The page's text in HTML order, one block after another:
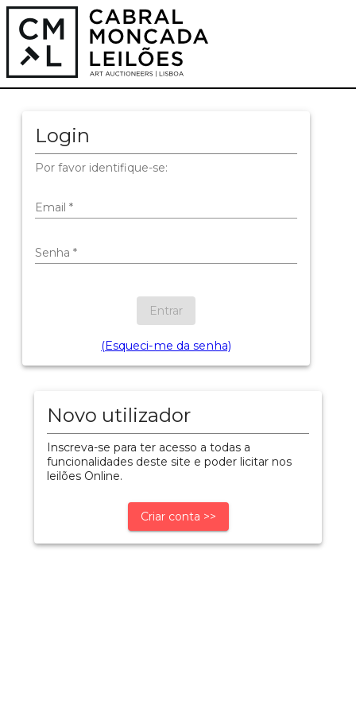
Login
Por favor identifique-se:
Email *
Senha *
Entrar
(Esqueci-me da senha)
Novo utilizador
Inscreva-se para ter acesso a todas a
funcionalidades deste site e poder licitar nos
leilões Online.
Criar conta >>